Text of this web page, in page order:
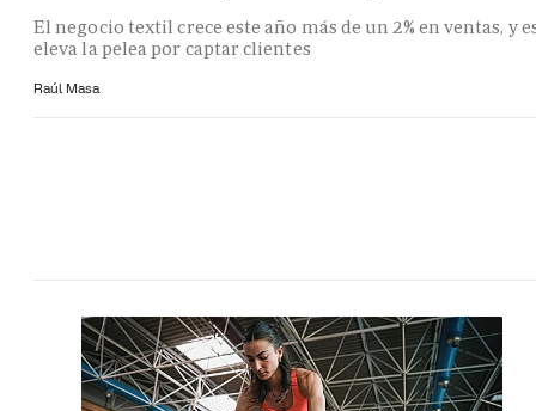
El negocio textil crece este año más de un 2% en ventas, y
eleva la pelea por captar clientes
Raúl Masa